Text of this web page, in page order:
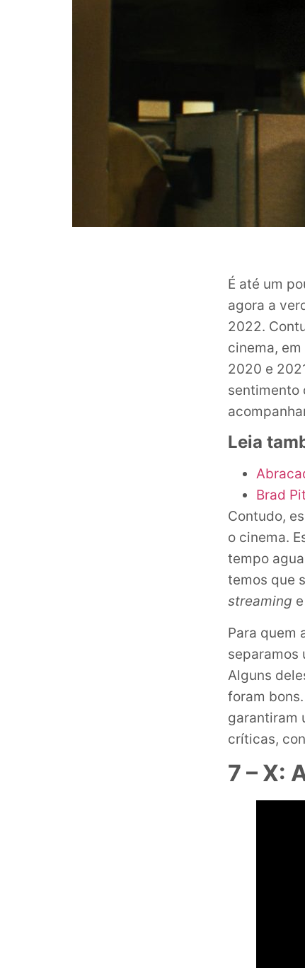
É até um
agora a
2022.
cinema,
2020 e
sentimento
Leia
Brad
Contudo,
o cinema.
tempo
temos que
streaming
Para quem
separamos
Alguns
foram
garantiram
críticas,
7 – X: